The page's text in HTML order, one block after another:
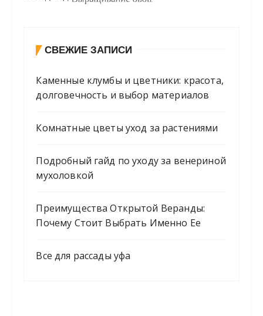
СВЕЖИЕ ЗАПИСИ
Каменные клумбы и цветники: красота,
долговечность и выбор материалов
Комнатные цветы уход за растениями
Подробный гайд по уходу за венериной
мухоловкой
Преимущества Открытой Веранды:
Почему Стоит Выбрать Именно Ее
Все для рассады уфа